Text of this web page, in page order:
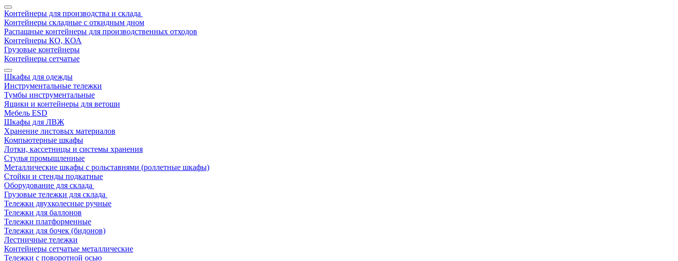
Контейнеры для производства и склада
Контейнеры складные с откидным дном
Распашные контейнеры для производственных отходов
Контейнеры КО, КОА
Грузовые контейнеры
Контейнеры сетчатые
Шкафы для одежды
Инструментальные тележки
Тумбы инструментальные
Ящики и контейнеры для ветоши
Мебель ESD
Шкафы для ЛВЖ
Хранение листовых материалов
Компьютерные шкафы
Лотки, кассетницы и системы хранения
Стулья промышленные
Металлические шкафы с рольставнями (роллетные шкафы)
Стойки и стенды подкатные
Оборудование для склада
Грузовые тележки для склада
Тележки двухколесные ручные
Тележки для баллонов
Тележки платформенные
Тележки для бочек (бидонов)
Лестничные тележки
Контейнеры сетчатые металлические
Тележки с поворотной осью